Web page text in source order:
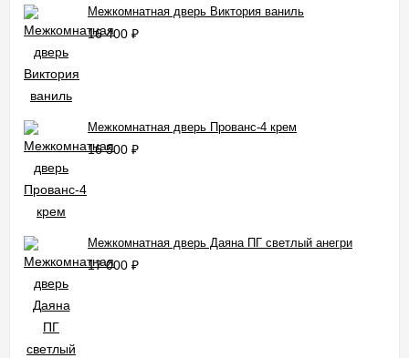
Межкомнатная дверь Виктория ваниль
16 400 ₽
Межкомнатная дверь Прованс-4 крем
16 500 ₽
Межкомнатная дверь Даяна ПГ светлый анегри
17 000 ₽